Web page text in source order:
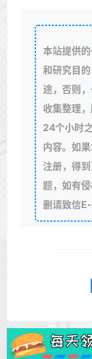
本站提供
和研究目
途，否则
收集整理
24个小时
内容。如
注册，得
题，如有
删请致信